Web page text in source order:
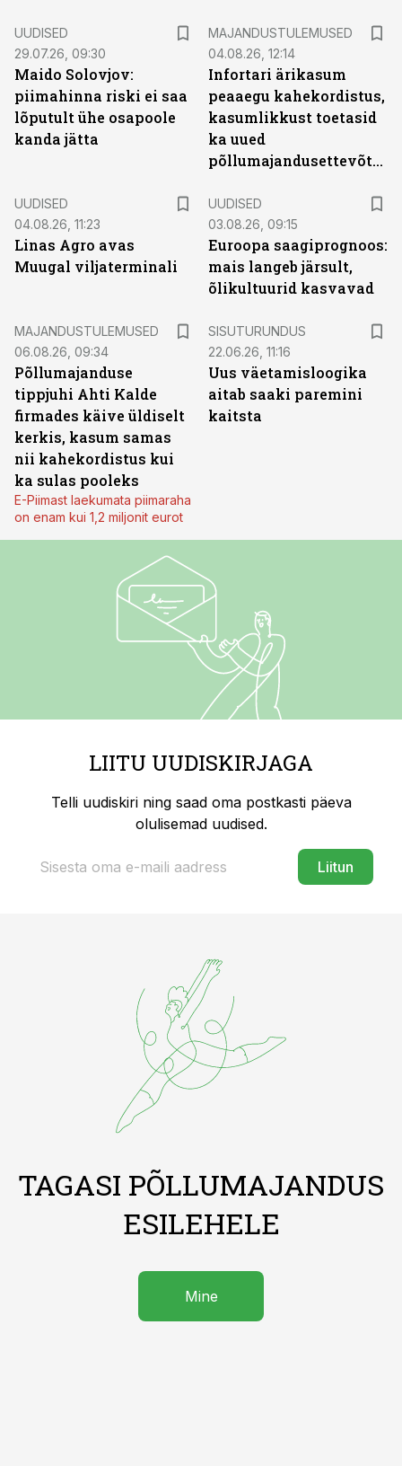
UUDISED
29.07.26, 09:30
Maido Solovjov:
piimahinna riski ei saa
lõputult ühe osapoole
kanda jätta
MAJANDUSTULEMUSED
04.08.26, 12:14
Infortari ärikasum
peaaegu kahekordistus,
kasumlikkust toetasid
ka uued
põllumajandusettevõtted
UUDISED
04.08.26, 11:23
Linas Agro avas
Muugal viljaterminali
UUDISED
03.08.26, 09:15
Euroopa saagiprognoos:
mais langeb järsult,
õlikultuurid kasvavad
MAJANDUSTULEMUSED
06.08.26, 09:34
Põllumajanduse
tippjuhi Ahti Kalde
firmades käive üldiselt
kerkis, kasum samas
nii kahekordistus kui
ka sulas pooleks
E-Piimast laekumata piimaraha
on enam kui 1,2 miljonit eurot
SISUTURUNDUS
22.06.26, 11:16
Uus väetamisloogika
aitab saaki paremini
kaitsta
LIITU UUDISKIRJAGA
Telli uudiskiri ning saad oma postkasti päeva
olulisemad uudised.
Liitun
TAGASI PÕLLUMAJANDUS
ESILEHELE
Mine